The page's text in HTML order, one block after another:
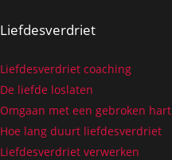
Liefdesverdriet
Liefdesverdriet coaching
De liefde loslaten
Omgaan met een gebroken hart
Hoe lang duurt liefdesverdriet
Liefdesverdriet verwerken